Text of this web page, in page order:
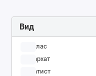
Вид
Атлас
Бархат
Батист